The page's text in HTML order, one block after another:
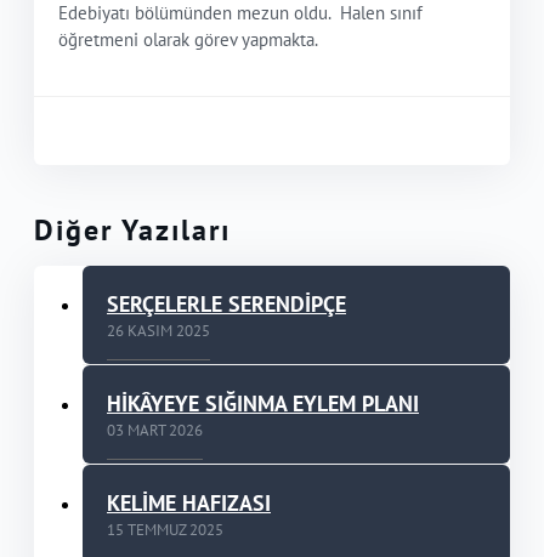
Edebiyatı bölümünden mezun oldu. Halen sınıf
öğretmeni olarak görev yapmakta.
Diğer Yazıları
SERÇELERLE SERENDİPÇE
26 KASIM 2025
HİKÂYEYE SIĞINMA EYLEM PLANI
03 MART 2026
KELİME HAFIZASI
15 TEMMUZ 2025